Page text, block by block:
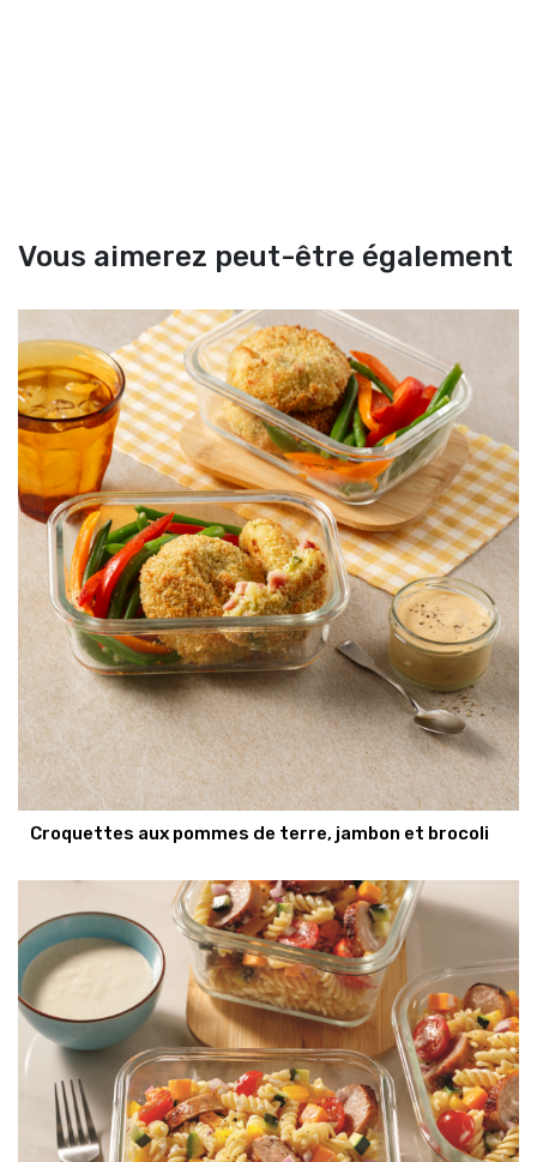
Vous aimerez peut-être également
Croquettes aux pommes de terre, jambon et brocoli